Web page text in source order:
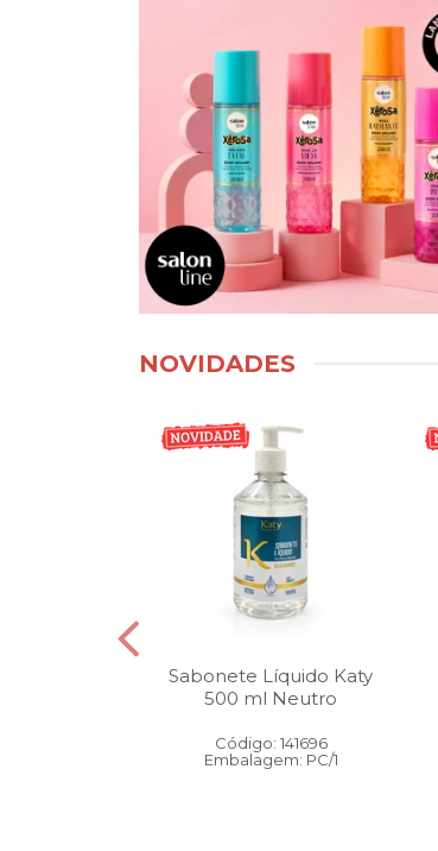
NOVIDADES
Sabonete Líquido Katy
500 ml Neutro
Código: 141696
Embalagem: PC/1